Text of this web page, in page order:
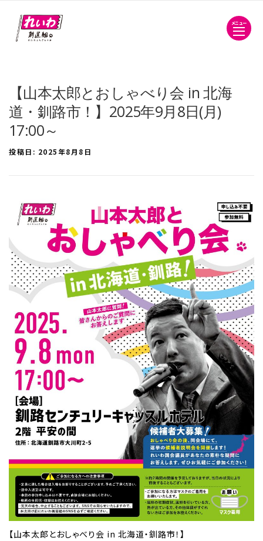
メニュー
【山本太郎とおしゃべり会 in 北海
道・釧路市！】2025年9月8日(月)
17:00～
投稿日: 2025年8月8日
【山本太郎とおしゃべり会 in 北海道・釧路市！】